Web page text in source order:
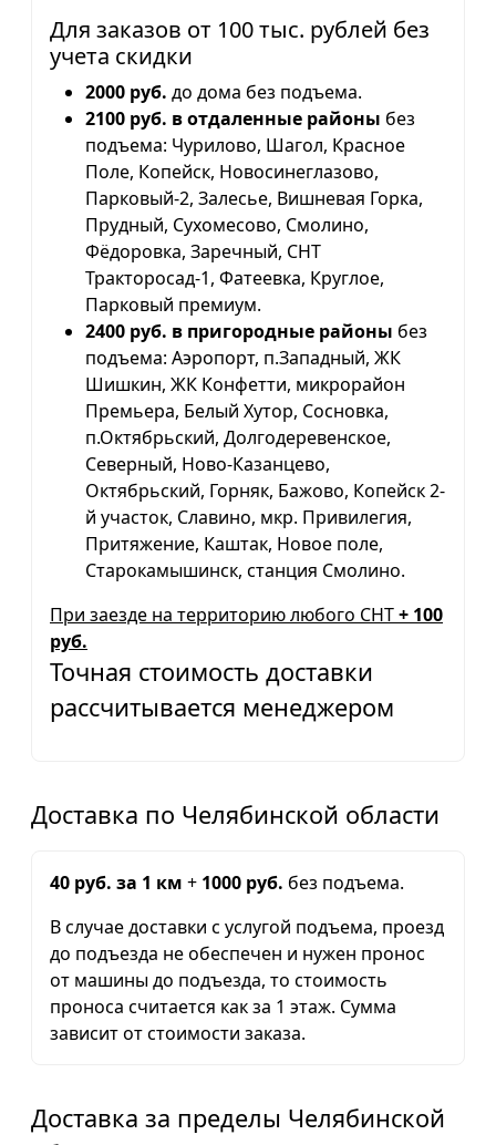
Для заказов от 100 тыс. рублей без
учета скидки
2000 руб. до дома без подъема.
2100 руб. в отдаленные районы без
подъема: Чурилово, Шагол, Красное
Поле, Копейск, Новосинеглазово,
Парковый-2, Залесье, Вишневая Горка,
Прудный, Сухомесово, Смолино,
Фёдоровка, Заречный, СНТ
Тракторосад-1, Фатеевка, Круглое,
Парковый премиум.
2400 руб. в пригородные районы без
подъема: Аэропорт, п.Западный, ЖК
Шишкин, ЖК Конфетти, микрорайон
Премьера, Белый Хутор, Сосновка,
п.Октябрьский, Долгодеревенское,
Северный, Ново-Казанцево,
Октябрьский, Горняк, Бажово, Копейск 2-
й участок, Славино, мкр. Привилегия,
Притяжение, Каштак, Новое поле,
Старокамышинск, станция Смолино.
При заезде на территорию любого СНТ+ 100
руб.
Точная стоимость доставки
рассчитывается менеджером
Доставка по Челябинской области
40 руб. за 1 км + 1000 руб. без подъема.
В случае доставки с услугой подъема, проезд
до подъезда не обеспечен и нужен пронос
от машины до подъезда, то стоимость
проноса считается как за 1 этаж. Сумма
зависит от стоимости заказа.
Доставка за пределы Челябинской